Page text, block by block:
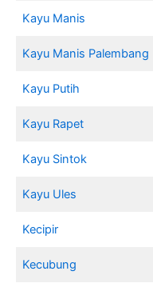
Kayu Manis
Kayu Manis Palembang
Kayu Putih
Kayu Rapet
Kayu Sintok
Kayu Ules
Kecipir
Kecubung